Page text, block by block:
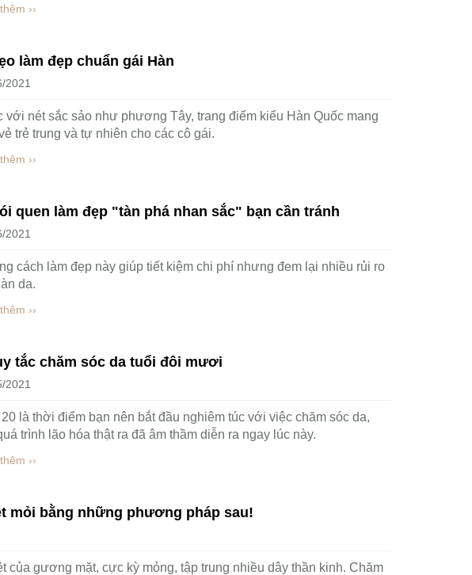
››
làm đẹp chuẩn gái Hàn
2021
với nét sắc sảo như phương Tây, trang điểm kiểu Hàn Quốc mang
trẻ trung và tự nhiên cho các cô gái.
››
quen làm đẹp "tàn phá nhan sắc" bạn cần tránh
2021
cách làm đẹp này giúp tiết kiệm chi phí nhưng đem lại nhiều rủi ro
da.
››
tắc chăm sóc da tuổi đôi mươi
2021
là thời điểm bạn nên bắt đầu nghiêm túc với việc chăm sóc da,
trình lão hóa thật ra đã âm thầm diễn ra ngay lúc này.
››
mỏi bằng những phương pháp sau!
của gương mặt, cực kỳ mỏng, tập trung nhiều dây thần kinh. Chăm